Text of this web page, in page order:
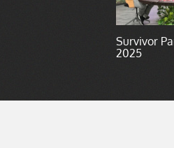
Survivor
2025